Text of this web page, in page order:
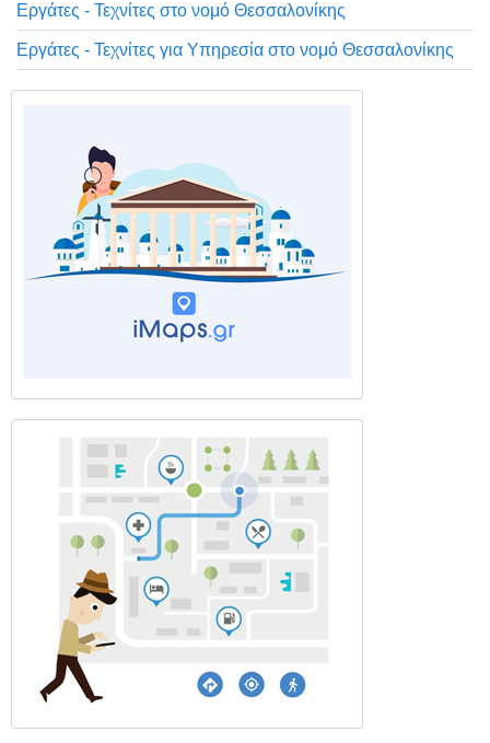
Εργάτες - Τεχνίτες στο νομό Θεσσαλονίκης
Εργάτες - Τεχνίτες για Υπηρεσία στο νομό Θεσσαλονίκης